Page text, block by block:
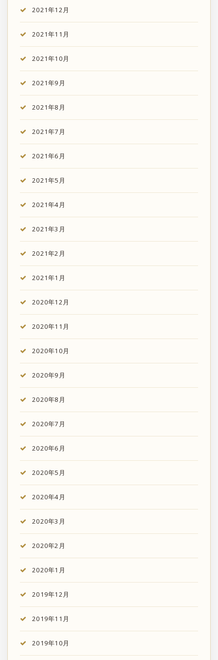
2021年12月
2021年11月
2021年10月
2021年9月
2021年8月
2021年7月
2021年6月
2021年5月
2021年4月
2021年3月
2021年2月
2021年1月
2020年12月
2020年11月
2020年10月
2020年9月
2020年8月
2020年7月
2020年6月
2020年5月
2020年4月
2020年3月
2020年2月
2020年1月
2019年12月
2019年11月
2019年10月